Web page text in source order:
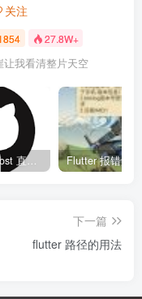
关注
27.8W+
让我看清整片天空
GitHub 配置host 直接裸连
下一篇
flutter 路径的用法